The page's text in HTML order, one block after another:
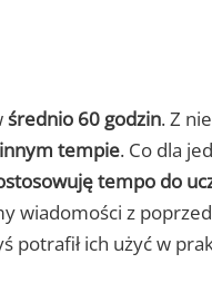
średnio 60 godzin. Z
tempie. Co dla
tempo do
wiadomości z
potrafił ich użyć w